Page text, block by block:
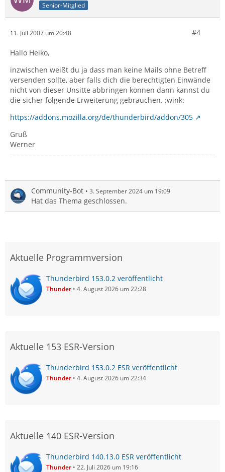
Senior-Mitglied
11. Juli 2007 um 20:48 #4
Hallo Heiko,
inzwischen weißt du ja dass man keine Mails ohne Betreff
versenden sollte, aber falls dich die berechtigten Einwände
nicht von dieser Unsitte abbringen können dann kannst du
die sicher folgende Erweiterung gebrauchen. :wink:
https://addons.mozilla.org/de/thunderbird/addon/305
Gruß
Werner
Community-Bot 3. September 2024 um 19:09
Hat das Thema geschlossen.
Aktuelle Programmversion
Thunderbird 153.0.2 veröffentlicht
Thunder 4. August 2026 um 22:28
Aktuelle 153 ESR-Version
Thunderbird 153.0.2 ESR veröffentlicht
Thunder 4. August 2026 um 22:34
Aktuelle 140 ESR-Version
Thunderbird 140.13.0 ESR veröffentlicht
Thunder 22. Juli 2026 um 19:16